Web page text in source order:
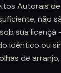
Autorais
não
sua
idêntico ou
de